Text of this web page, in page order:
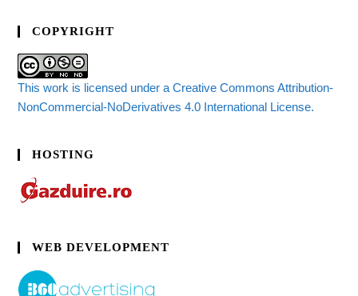
COPYRIGHT
This work is licensed under a Creative Commons Attribution-
NonCommercial-NoDerivatives 4.0 International License.
HOSTING
WEB DEVELOPMENT